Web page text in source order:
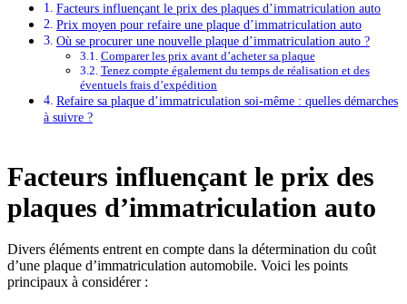
Facteurs influençant le prix des plaques d’immatriculation auto
Prix moyen pour refaire une plaque d’immatriculation auto
Où se procurer une nouvelle plaque d’immatriculation auto ?
Comparer les prix avant d’acheter sa plaque
Tenez compte également du temps de réalisation et des
éventuels frais d’expédition
Refaire sa plaque d’immatriculation soi-même : quelles démarches
à suivre ?
Facteurs influençant le prix des
plaques d’immatriculation auto
Divers éléments entrent en compte dans la détermination du coût
d’une plaque d’immatriculation automobile. Voici les points
principaux à considérer :